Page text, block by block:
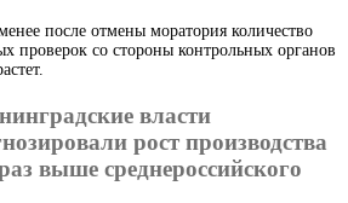
после отмены моратория количество
проверок со стороны контрольных органов
власти
рост производства
выше среднероссийского